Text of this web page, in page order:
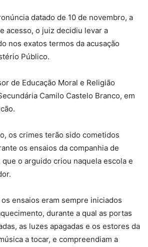
datado de 10 de novembro, a
acesso, o juiz decidiu levar a
nos exatos termos da acusação
Público.
de Educação Moral e Religião
Camilo Castelo Branco, em
os crimes terão sido cometidos
os ensaios da companhia de
que o arguido criou naquela escola e
ensaios eram sempre iniciados
durante a qual as portas
as luzes apagadas e os estores da
a tocar, e compreendiam a